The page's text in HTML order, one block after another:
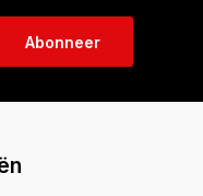
Abonneer